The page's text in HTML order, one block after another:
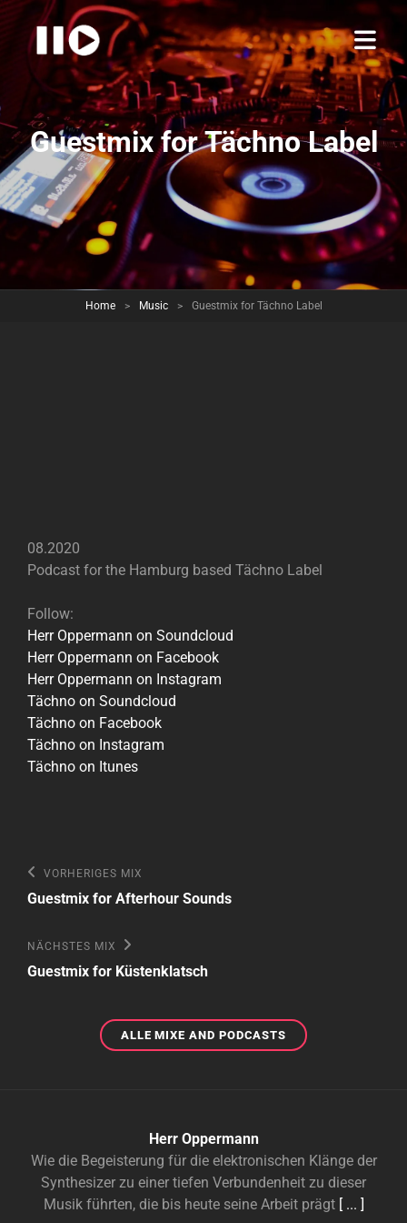
Guestmix for Tächno Label
Home > Music > Guestmix for Tächno Label
08.2020
Podcast for the Hamburg based Tächno Label
Follow:
Herr Oppermann on Soundcloud
Herr Oppermann on Facebook
Herr Oppermann on Instagram
Tächno on Soundcloud
Tächno on Facebook
Tächno on Instagram
Tächno on Itunes
Beitragsnavigation
Vorheriges
Mix
VORHERIGES MIX
Guestmix for Afterhour Sounds
Nächstes
Mix
NÄCHSTES MIX
Guestmix for Küstenklatsch
ALLE MIXE AND PODCASTS ALLE
MIXE
Herr Oppermann
Wie die Begeisterung für die elektronischen Klänge der
Synthesizer zu einer tiefen Verbundenheit zu dieser
Musik führten, die bis heute seine Arbeit prägt [ ... ]